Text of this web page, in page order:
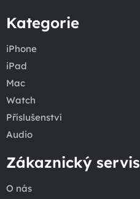
Kategorie
iPhone
iPad
Mac
Watch
Příslušenství
Audio
Zákaznický servis
O nás